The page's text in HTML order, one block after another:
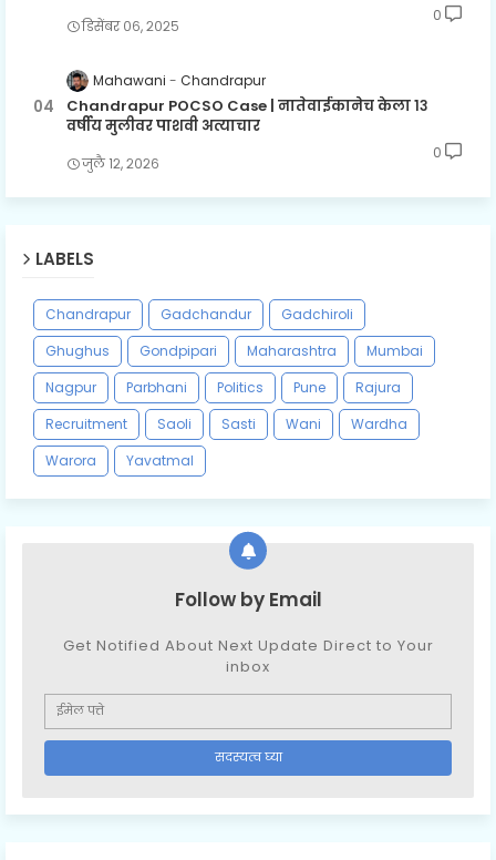
डिसेंबर ०६, २०२५
0
Mahawani Chandrapur
Chandrapur POCSO Case | नातेवाईकानेच केला १३
वर्षीय मुलीवर पाशवी अत्याचार
जुलै १२, २०२६
0
LABELS
Chandrapur Gadchandur
Gadchiroli
Ghughus
Gondpipari Maharashtra
Mumbai
Nagpur
Parbhani Politics Pune
Rajura
Recruitment
Saoli Sasti Wani
Wardha
Warora
Yavatmal
Follow by Email
Get Notified About Next Update Direct to Your
inbox